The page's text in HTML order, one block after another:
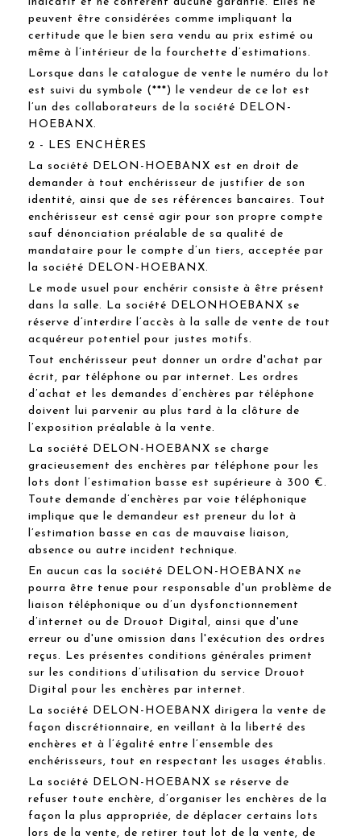
peuvent être considérées comme impliquant la
certitude que le bien sera vendu au prix estimé ou
même à l’intérieur de la fourchette d’estimations.
Lorsque dans le catalogue de vente le numéro du lot
est suivi du symbole (***) le vendeur de ce lot est
l’un des collaborateurs de la société DELON-
HOEBANX.
2 - LES ENCHÈRES
La société DELON-HOEBANX est en droit de
demander à tout enchérisseur de justifier de son
identité, ainsi que de ses références bancaires. Tout
enchérisseur est censé agir pour son propre compte
sauf dénonciation préalable de sa qualité de
mandataire pour le compte d’un tiers, acceptée par
la société DELON-HOEBANX.
Le mode usuel pour enchérir consiste à être présent
dans la salle. La société DELONHOEBANX se
réserve d’interdire l’accès à la salle de vente de tout
acquéreur potentiel pour justes motifs.
Tout enchérisseur peut donner un ordre d'achat par
écrit, par téléphone ou par internet. Les ordres
d’achat et les demandes d’enchères par téléphone
doivent lui parvenir au plus tard à la clôture de
l’exposition préalable à la vente.
La société DELON-HOEBANX se charge
gracieusement des enchères par téléphone pour les
lots dont l’estimation basse est supérieure à 300 €.
Toute demande d’enchères par voie téléphonique
implique que le demandeur est preneur du lot à
l’estimation basse en cas de mauvaise liaison,
absence ou autre incident technique.
En aucun cas la société DELON-HOEBANX ne
pourra être tenue pour responsable d'un problème de
liaison téléphonique ou d’un dysfonctionnement
d’internet ou de Drouot Digital, ainsi que d'une
erreur ou d'une omission dans l'exécution des ordres
reçus. Les présentes conditions générales priment
sur les conditions d’utilisation du service Drouot
Digital pour les enchères par internet.
La société DELON-HOEBANX dirigera la vente de
façon discrétionnaire, en veillant à la liberté des
enchères et à l’égalité entre l’ensemble des
enchérisseurs, tout en respectant les usages établis.
La société DELON-HOEBANX se réserve de
refuser toute enchère, d’organiser les enchères de la
façon la plus appropriée, de déplacer certains lots
lors de la vente, de retirer tout lot de la vente, de